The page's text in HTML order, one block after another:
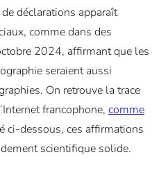
déclarations apparaît
comme dans des
2024, affirmant que les
seraient aussi
On retrouve la trace
francophone, comme
ci-dessous, ces affirmations
scientifique solide.